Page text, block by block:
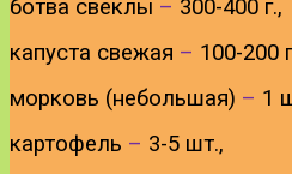
ботва свеклы – 300-400 г.,
капуста свежая – 100-200
морковь (небольшая) – 1
картофель – 3-5 шт.,